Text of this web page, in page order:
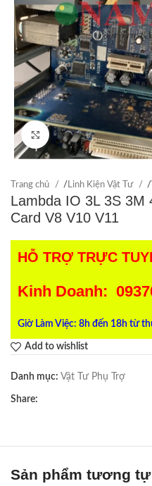
Click to enlarge
Trang chủ / Linh Kiện Vật Tư /
Lambda IO 3L 3S 3M
Card V8 V10 V11
HỖ TRỢ TRỰC
Kinh Doanh:
Giờ Làm Việc: 8h đến 18h từ
Add to wishlist
Danh mục: Vật Tư Phụ Trợ
Share:
Sản phẩm tương tự